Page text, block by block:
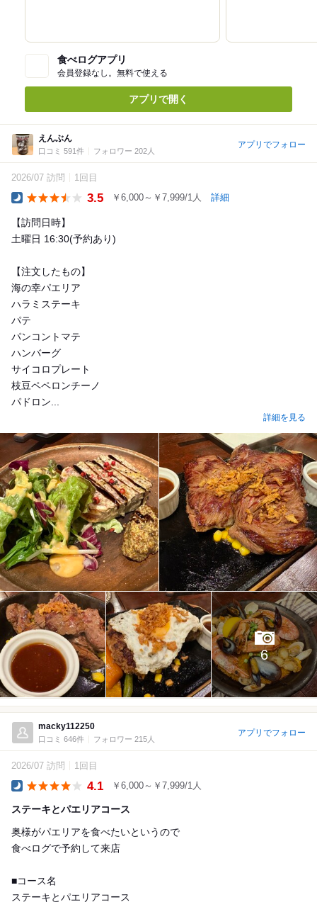
食べログアプリ
会員登録なし。無料で使える
アプリで開く
えんぶん
口コミ 591件 フォロワー 202人
アプリでフォロー
2026/07 訪問 1回目
3.5 ￥6,000～￥7,999/1人 詳細
【訪問日時】
土曜日 16:30(予約あり)
【注文したもの】
海の幸パエリア
ハラミステーキ
パテ
パンコントマテ
ハンバーグ
サイコロプレート
枝豆ペペロンチーノ
パドロン...
詳細を見る
6
macky112250
口コミ 646件 フォロワー 215人
アプリでフォロー
2026/07 訪問 1回目
4.1 ￥6,000～￥7,999/1人
ステーキとパエリアコース
奥様がパエリアを食べたいというので
食べログで予約して来店
■コース名
ステーキとパエリアコース